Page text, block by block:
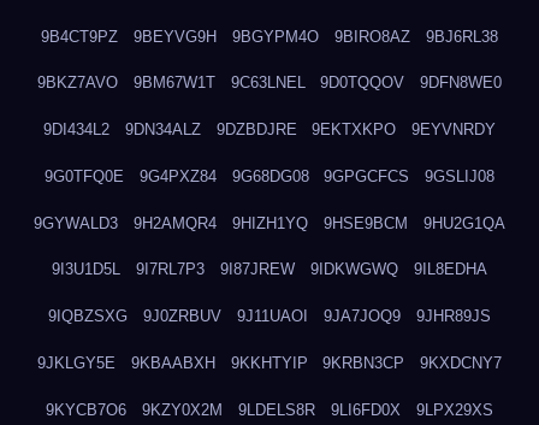
9B4CT9PZ 9BEYVG9H 9BGYPM4O 9BIRO8AZ 9BJ6RL38
9BKZ7AVO 9BM67W1T 9C63LNEL 9D0TQQOV 9DFN8WE0
9DI434L2 9DN34ALZ 9DZBDJRE 9EKTXKPO 9EYVNRDY
9G0TFQ0E 9G4PXZ84 9G68DG08 9GPGCFCS 9GSLIJ08
9GYWALD3 9H2AMQR4 9HIZH1YQ 9HSE9BCM 9HU2G1QA
9I3U1D5L 9I7RL7P3 9I87JREW 9IDKWGWQ 9IL8EDHA
9IQBZSXG 9J0ZRBUV 9J11UAOI 9JA7JOQ9 9JHR89JS
9JKLGY5E 9KBAABXH 9KKHTYIP 9KRBN3CP 9KXDCNY7
9KYCB7O6 9KZY0X2M 9LDELS8R 9LI6FD0X 9LPX29XS